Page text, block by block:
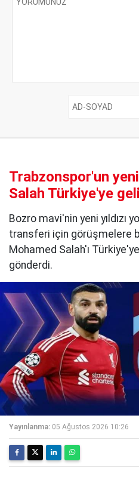
Trabzonspor'un yeni
Salah Türkiye'ye
Bozro mavi'nin yeni yıldızı
transferi için görüşmelere
Mohamed Salah'ı
gönderdi.
Yayınlanma: 05 Ağustos 2026 10:26